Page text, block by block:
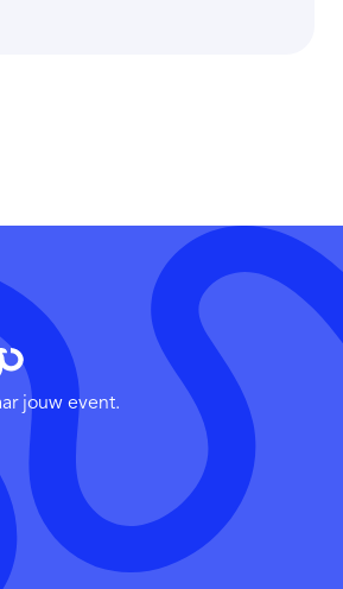
jouw event.